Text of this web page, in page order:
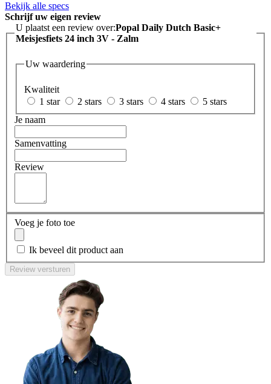
Bekijk alle specs
Schrijf uw eigen review
U plaatst een review over:Popal Daily Dutch Basic+
Meisjesfiets 24 inch 3V - Zalm
Uw waardering
Kwaliteit
1 star
2 stars 3 stars 4 stars
5 stars
Je naam
Samenvatting
Review
Voeg je foto toe
Ik beveel dit product aan
Review versturen